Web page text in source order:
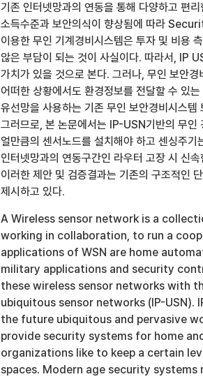
기존 인터넷망과의 연동을 통해 다양하고 편
소득수준과 보안의식이 향상됨에 따라
이용한 무인 기계경비시스템은 투자 및 비용
않은 부담이 되는 것이 사실이다. 따라서, IP
가치가 있을 것으로 본다. 그러나, 무인 보안
어떠한 상황에서도 환경정보를 전달할 수 있
유선망을 사용하는 기존 무인 보안경비시스
그러므로, 본 논문에서는 IP-USN기반의 무인
얼만큼의 센서노드를 설치해야 하고 센싱주
인터넷망과의 연동구간인 라우터 고장 시 신
이러한 제안 및 검증결과는 기존의 구조적인
제시하고 있다.
A Wireless sensor network is a
working in collaboration, to run a
applications of WSN are home
military applications and security
these wireless sensor networks with
ubiquitous sensor networks (IP-USN).
the future ubiquitous and pervasive
provide security systems for home
organizations like to keep a certain
spaces. Modern age security